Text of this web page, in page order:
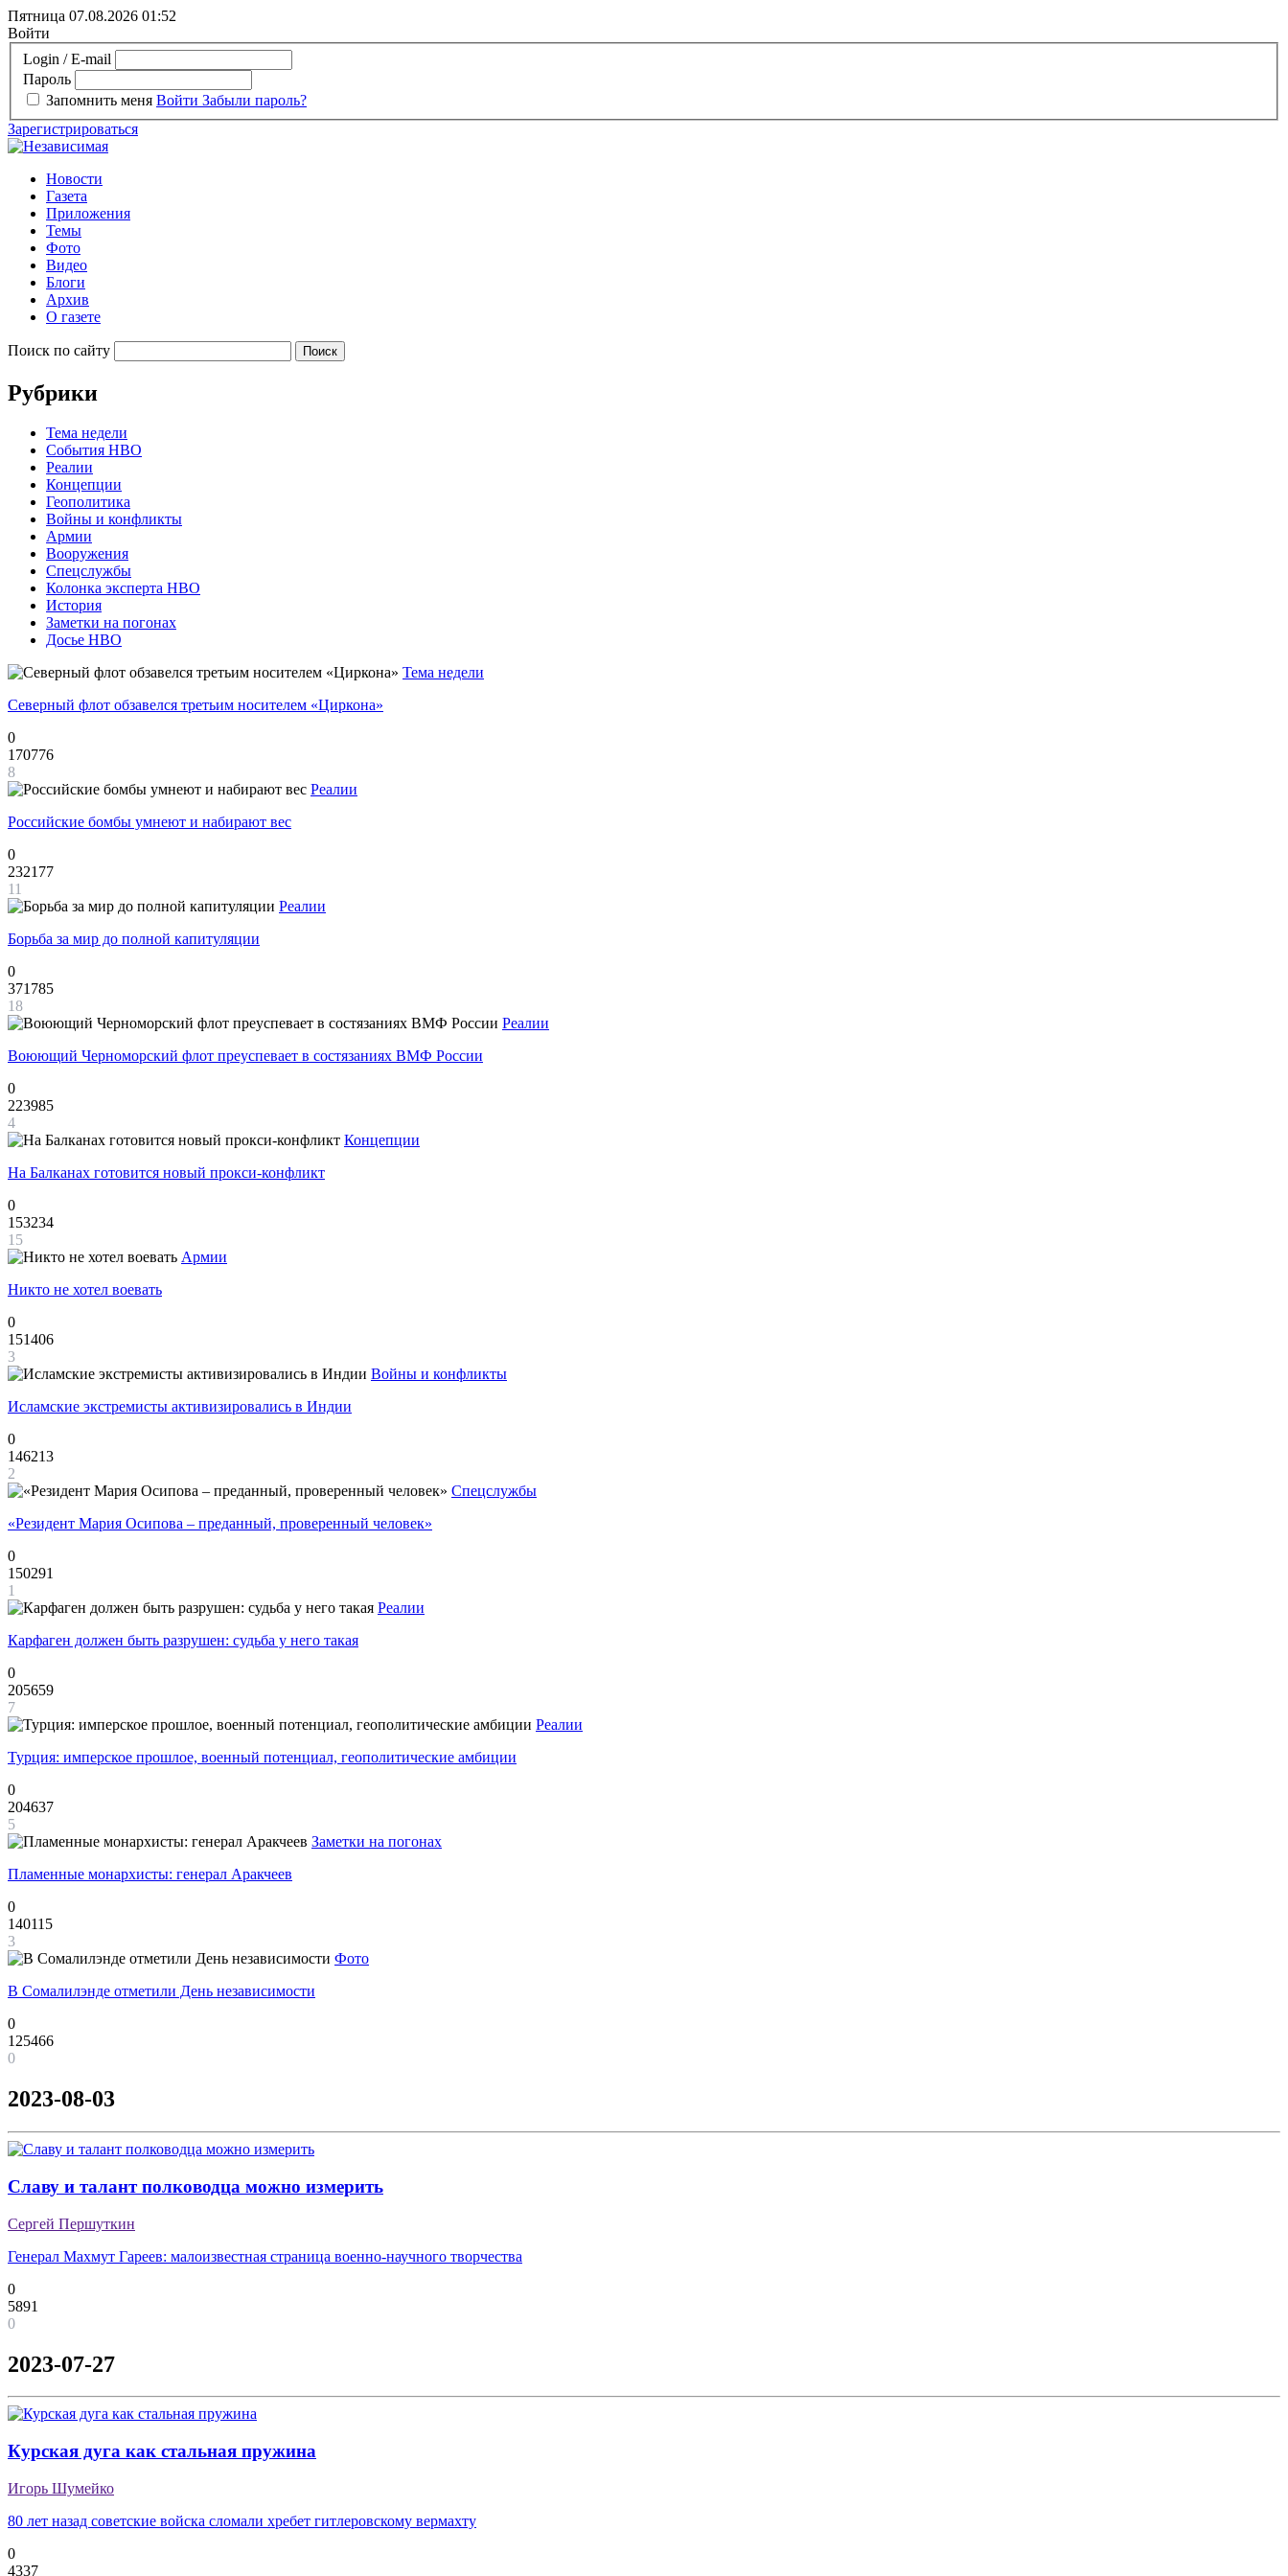
Пятница 07.08.2026 01:52
Войти
Login / E-mail
Пароль
Запомнить меня Войти Забыли пароль?
Зарегистрироваться
Новости
Газета
Приложения
Темы
Фото
Видео
Блоги
Архив
О газете
Поиск по сайту
Рубрики
Тема недели
События НВО
Реалии
Концепции
Геополитика
Войны и конфликты
Армии
Вооружения
Спецслужбы
Колонка эксперта НВО
История
Заметки на погонах
Досье НВО
Тема недели
Северный флот обзавелся третьим носителем «Циркона»
0
170776
8
Реалии
Российские бомбы умнеют и набирают вес
0
232177
11
Реалии
Борьба за мир до полной капитуляции
0
371785
18
Реалии
Воюющий Черноморский флот преуспевает в состязаниях ВМФ России
0
223985
4
Концепции
На Балканах готовится новый прокси-конфликт
0
153234
15
Армии
Никто не хотел воевать
0
151406
3
Войны и конфликты
Исламские экстремисты активизировались в Индии
0
146213
2
Спецслужбы
«Резидент Мария Осипова – преданный, проверенный человек»
0
150291
1
Реалии
Карфаген должен быть разрушен: судьба у него такая
0
205659
7
Реалии
Турция: имперское прошлое, военный потенциал, геополитические амбиции
0
204637
5
Заметки на погонах
Пламенные монархисты: генерал Аракчеев
0
140115
3
Фото
В Сомалилэнде отметили День независимости
0
125466
0
2023-08-03
Славу и талант полководца можно измерить
Сергей Першуткин
Генерал Махмут Гареев: малоизвестная страница военно-научного творчества
0
5891
0
2023-07-27
Курская дуга как стальная пружина
Игорь Шумейко
80 лет назад советские войска сломали хребет гитлеровскому вермахту
0
4337